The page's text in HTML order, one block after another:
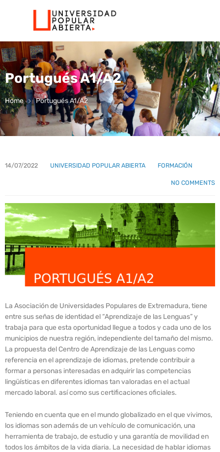
Portugués A1/A2
Home Portugués A1/A2
14/07/2022 UNIVERSIDAD POPULAR ABIERTA FORMACIÓN
NO COMMENTS
La Asociación de Universidades Populares de Extremadura, tiene
entre sus señas de identidad el “Aprendizaje de las Lenguas” y
trabaja para que esta oportunidad llegue a todos y cada uno de los
municipios de nuestra región, independiente del tamaño del mismo.
La propuesta del Centro de Aprendizaje de las Lenguas como
referencia en el aprendizaje de idiomas, pretende contribuir a
formar a personas interesadas en adquirir las competencias
lingüísticas en diferentes idiomas tan valoradas en el actual
mercado laboral. así como sus certificaciones oficiales.
Teniendo en cuenta que en el mundo globalizado en el que vivimos,
los idiomas son además de un vehículo de comunicación, una
herramienta de trabajo, de estudio y una garantía de movilidad en
todos los ámbitos de la vida diaria. La necesidad de hablar idiomas